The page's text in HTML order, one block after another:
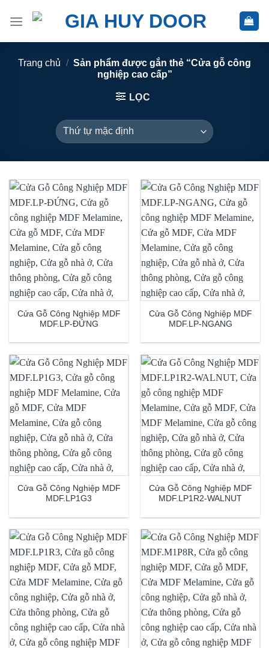
Trang chủ / Sản phẩm được gắn thẻ “Cửa gỗ công
nghiệp cao cấp”
LỌC
Cửa Gỗ Công Nghiệp MDF
MDF.LP-ĐỨNG
Cửa Gỗ Công Nghiệp MDF
MDF.LP-NGANG
Cửa Gỗ Công Nghiệp MDF
MDF.LP1G3
Cửa Gỗ Công Nghiệp MDF
MDF.LP1R2-WALNUT